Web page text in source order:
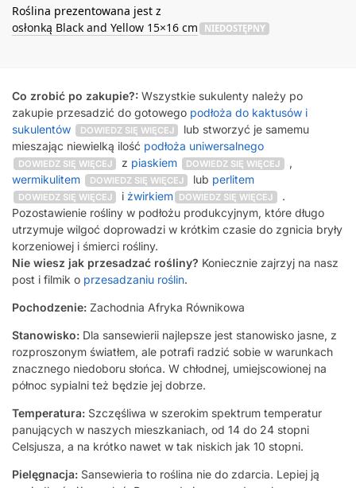
Roślina prezentowana jest z
osłonką Black and Yellow 15×16 cm
NIEDOSTĘPNY
Co zrobić po zakupie?: Wszystkie sukulenty należy po
zakupie przesadzić do gotowego podłoża do kaktusów i
sukulentów
DOWIEDZ SIĘ WIĘCEJ
lub stworzyć je samemu
mieszając niewielką ilość podłoża uniwersalnego
DOWIEDZ SIĘ WIĘCEJ z piaskiem DOWIEDZ SIĘ WIĘCEJ
,
wermikulitem
DOWIEDZ SIĘ WIĘCEJ lub perlitem
DOWIEDZ SIĘ WIĘCEJ i żwirkiem DOWIEDZ SIĘ WIĘCEJ
.
Pozostawienie rośliny w podłożu produkcyjnym, które długo
utrzymuje wilgoć doprowadzi w krótkim czasie do zgnicia bryły
korzeniowej i śmierci rośliny.
Nie wiesz jak przesadzać rośliny? Koniecznie zajrzyj na nasz
post i filmik o przesadzaniu roślin.
Pochodzenie: Zachodnia Afryka Równikowa
Stanowisko: Dla sansewierii najlepsze jest stanowisko jasne, z
rozproszonym światłem, ale potrafi radzić sobie w warunkach
znacznego niedoboru słońca. W chłodnej, umiejscowionej na
północ sypialni też będzie jej dobrze.
Temperatura: Szczęśliwa w szerokim spektrum temperatur
panujących w naszych mieszkaniach, od 14 do 24 stopni
Celsjusza, a na krótko nawet w tak niskich jak 10 stopni.
Pielęgnacja: Sansewieria to roślina nie do zdarcia. Lepiej ją